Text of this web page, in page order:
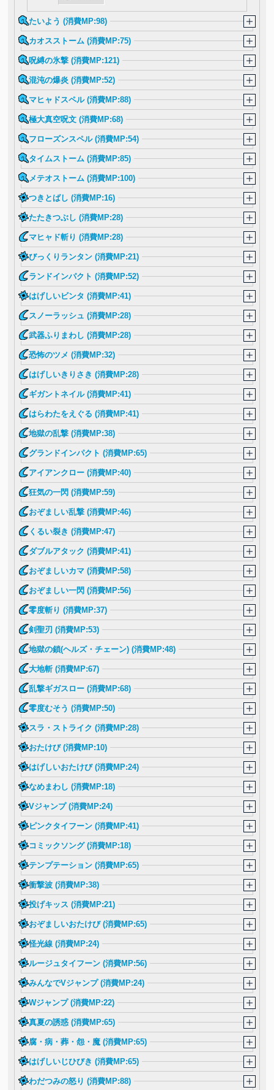
たいよう (消費MP:98)
カオスストーム (消費MP:75)
呪縛の氷撃 (消費MP:121)
混沌の爆炎 (消費MP:52)
マヒャドスペル (消費MP:88)
極大真空呪文 (消費MP:68)
フローズンスペル (消費MP:54)
タイムストーム (消費MP:85)
メテオストーム (消費MP:100)
つきとばし (消費MP:16)
たたきつぶし (消費MP:28)
マヒャド斬り (消費MP:28)
びっくりランタン (消費MP:21)
ランドインパクト (消費MP:52)
はげしいビンタ (消費MP:41)
スノーラッシュ (消費MP:28)
武器ふりまわし (消費MP:28)
恐怖のツメ (消費MP:32)
はげしいきりさき (消費MP:28)
ギガントネイル (消費MP:41)
はらわたをえぐる (消費MP:41)
地獄の乱撃 (消費MP:38)
グランドインパクト (消費MP:65)
アイアンクロー (消費MP:40)
狂気の一閃 (消費MP:59)
おぞましい乱撃 (消費MP:46)
くるい裂き (消費MP:47)
ダブルアタック (消費MP:41)
おぞましいカマ (消費MP:58)
おぞましい一閃 (消費MP:56)
零度斬り (消費MP:37)
剣聖刃 (消費MP:53)
地獄の鎖(ヘルズ・チェーン) (消費MP:48)
大地斬 (消費MP:67)
乱撃ギガスロー (消費MP:68)
零度むそう (消費MP:50)
スラ・ストライク (消費MP:28)
おたけび (消費MP:10)
はげしいおたけび (消費MP:24)
なめまわし (消費MP:18)
Vジャンプ (消費MP:24)
ピンクタイフーン (消費MP:41)
コミックソング (消費MP:18)
テンプテーション (消費MP:65)
衝撃波 (消費MP:38)
投げキッス (消費MP:21)
おぞましいおたけび (消費MP:65)
怪光線 (消費MP:24)
ルージュタイフーン (消費MP:56)
みんなでVジャンプ (消費MP:24)
Wジャンプ (消費MP:22)
真夏の誘惑 (消費MP:65)
腐・病・葬・怨・魔 (消費MP:65)
はげしいじひびき (消費MP:65)
わだつみの怒り (消費MP:88)